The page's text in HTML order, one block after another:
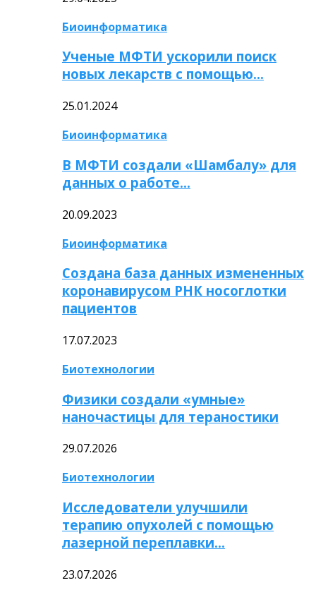
Биоинформатика
Ученые МФТИ ускорили поиск
новых лекарств с помощью…
25.01.2024
Биоинформатика
В МФТИ создали «Шамбалу» для
данных о работе…
20.09.2023
Биоинформатика
Создана база данных измененных
коронавирусом РНК носоглотки
пациентов
17.07.2023
Биотехнологии
Физики создали «умные»
наночастицы для тераностики
29.07.2026
Биотехнологии
Исследователи улучшили
терапию опухолей с помощью
лазерной переплавки…
23.07.2026